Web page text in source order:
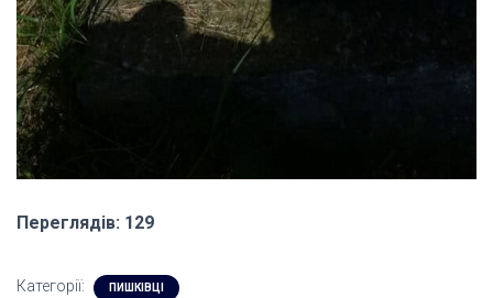
Переглядів: 129
Категорії: ПИШКІВЦІ